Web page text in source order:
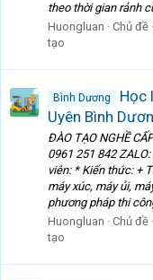
theo thời gian rảnh
Huongluan
Chủ đề
tạo
Bình Dương
Học
Uyên Bình
ĐÀO TẠO NGHỀ
0961 251 842
viên: * Kiến thức: +
máy xúc, máy ủi,
phương pháp thi
Huongluan
Chủ đề
tạo